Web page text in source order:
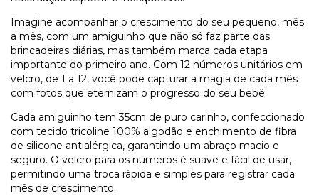
Imagine acompanhar o crescimento do seu pequeno, mês
a mês, com um amiguinho que não só faz parte das
brincadeiras diárias, mas também marca cada etapa
importante do primeiro ano. Com 12 números unitários em
velcro, de 1 a 12, você pode capturar a magia de cada mês
com fotos que eternizam o progresso do seu bebê.
Cada amiguinho tem 35cm de puro carinho, confeccionado
com tecido tricoline 100% algodão e enchimento de fibra
de silicone antialérgica, garantindo um abraço macio e
seguro. O velcro para os números é suave e fácil de usar,
permitindo uma troca rápida e simples para registrar cada
mês de crescimento.